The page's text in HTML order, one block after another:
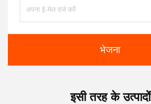
भेजना
इसी तरह के उत्पादों